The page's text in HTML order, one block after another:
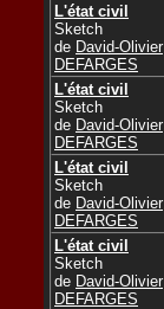
L'état civil
Sketch
de David-Olivier
DEFARGES
L'état civil
Sketch
de David-Olivier
DEFARGES
L'état civil
Sketch
de David-Olivier
DEFARGES
L'état civil
Sketch
de David-Olivier
DEFARGES